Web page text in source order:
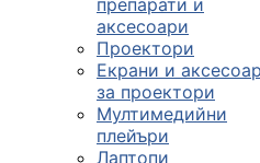
препарати и
аксесоари
Проектори
Екрани и
за проектори
Мултимедийни
плейъри
Лаптопи